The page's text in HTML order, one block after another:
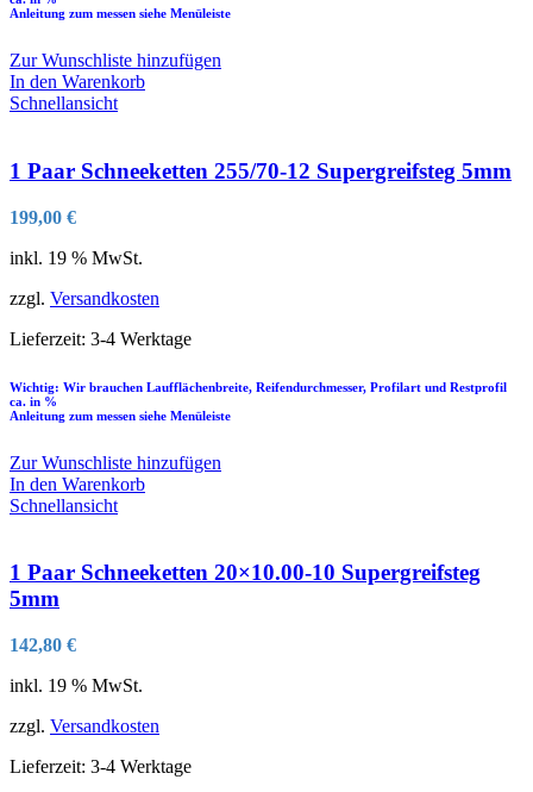
Anleitung zum messen siehe Menüleiste
Zur Wunschliste hinzufügen
In den Warenkorb
Schnellansicht
1 Paar Schneeketten 255/70-12 Supergreifsteg 5mm
199,00 €
inkl. 19 % MwSt.
zzgl. Versandkosten
Lieferzeit: 3-4 Werktage
Wichtig: Wir brauchen Laufflächenbreite, Reifendurchmesser, Profilart und Restprofil
ca. in %
Anleitung zum messen siehe Menüleiste
Zur Wunschliste hinzufügen
In den Warenkorb
Schnellansicht
1 Paar Schneeketten 20×10.00-10 Supergreifsteg
5mm
142,80 €
inkl. 19 % MwSt.
zzgl. Versandkosten
Lieferzeit: 3-4 Werktage